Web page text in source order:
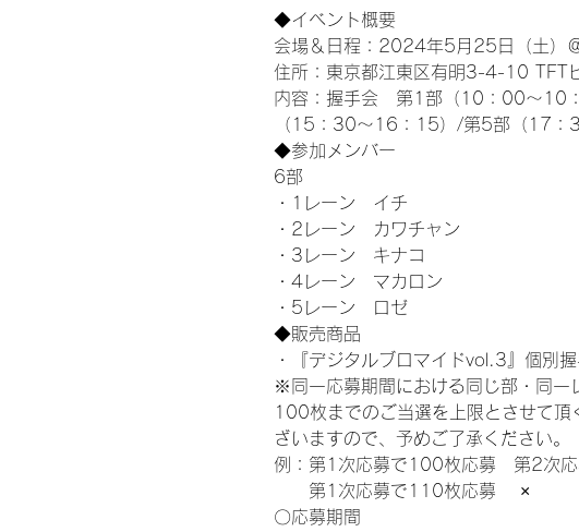
◆イベント概要
会場＆日程：2024年5月25日（土）
住所：東京都江東区有明3-4-10 TFT
内容：握手会　第1部（10：00～
（15：30～16：15）/第5部（17
◆参加メンバー
6部
・1レーン　イチ
・2レーン　カワチャン
・3レーン　キナコ
・4レーン　マカロン
・5レーン　ロゼ
◆販売商品
・『デジタルブロマイドvol.3』個別
※同一応募期間における同じ部・同一
100枚までのご当選を上限とさせて頂
ざいますので、予めご了承ください。
例：第1次応募で100枚応募　第2次
第1次応募で110枚応募　 ×
〇応募期間